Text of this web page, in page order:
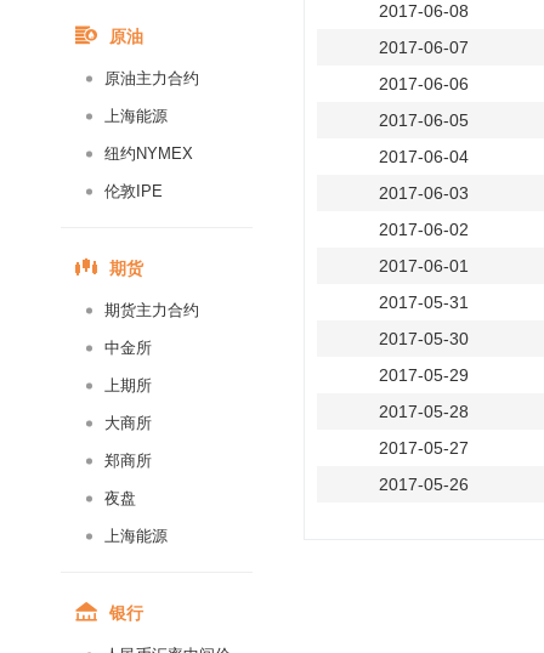
原油
原油主力合约
上海能源
纽约NYMEX
伦敦IPE
期货
期货主力合约
中金所
上期所
大商所
郑商所
夜盘
上海能源
银行
2017-06-08
2017-06-07
2017-06-06
2017-06-05
2017-06-04
2017-06-03
2017-06-02
2017-06-01
2017-05-31
2017-05-30
2017-05-29
2017-05-28
2017-05-27
2017-05-26